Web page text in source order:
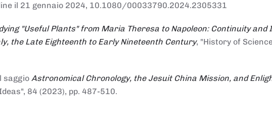
il 21 gennaio 2024, 10.1080/00033790.2024.2305331
"Useful Plants" from Maria Theresa to Napoleon: Continuity and
the Late Eighteenth to Early Nineteenth Century, "History of
saggio Astronomical Chronology, the Jesuit China Mission, and
84 (2023), pp. 487-510.